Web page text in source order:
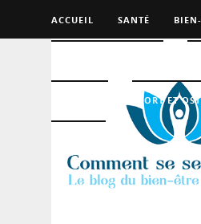
ACCUEIL SANTÉ
SPORT ET